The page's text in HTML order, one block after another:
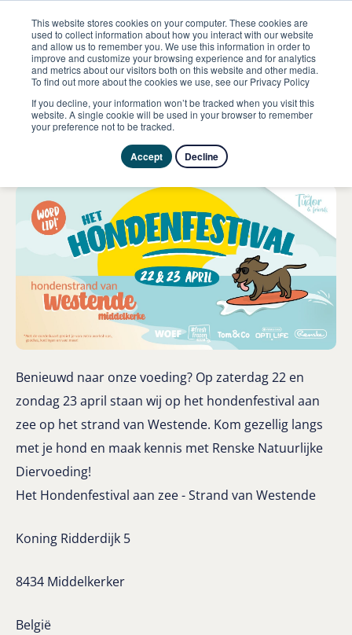
This website stores cookies on your computer. These cookies are
used to collect information about how you interact with our website
and allow us to remember you. We use this information in order to
improve and customize your browsing experience and for analytics
and metrics about our visitors both on this website and other media.
To find out more about the cookies we use, see our Privacy Policy
If you decline, your information won’t be tracked when you visit this
website. A single cookie will be used in your browser to remember
your preference not to be tracked.
Accept Decline
Evenementen Tudor & Friends
22 avril 2023
Tudor & Friends
Benieuwd naar onze voeding? Op zaterdag 22 en
zondag 23 april staan wij op het hondenfestival aan
zee op het strand van Westende. Kom gezellig langs
met je hond en maak kennis met Renske Natuurlijke
Diervoeding!
Het Hondenfestival aan zee - Strand van Westende
Koning Ridderdijk 5
8434 Middelkerker
België